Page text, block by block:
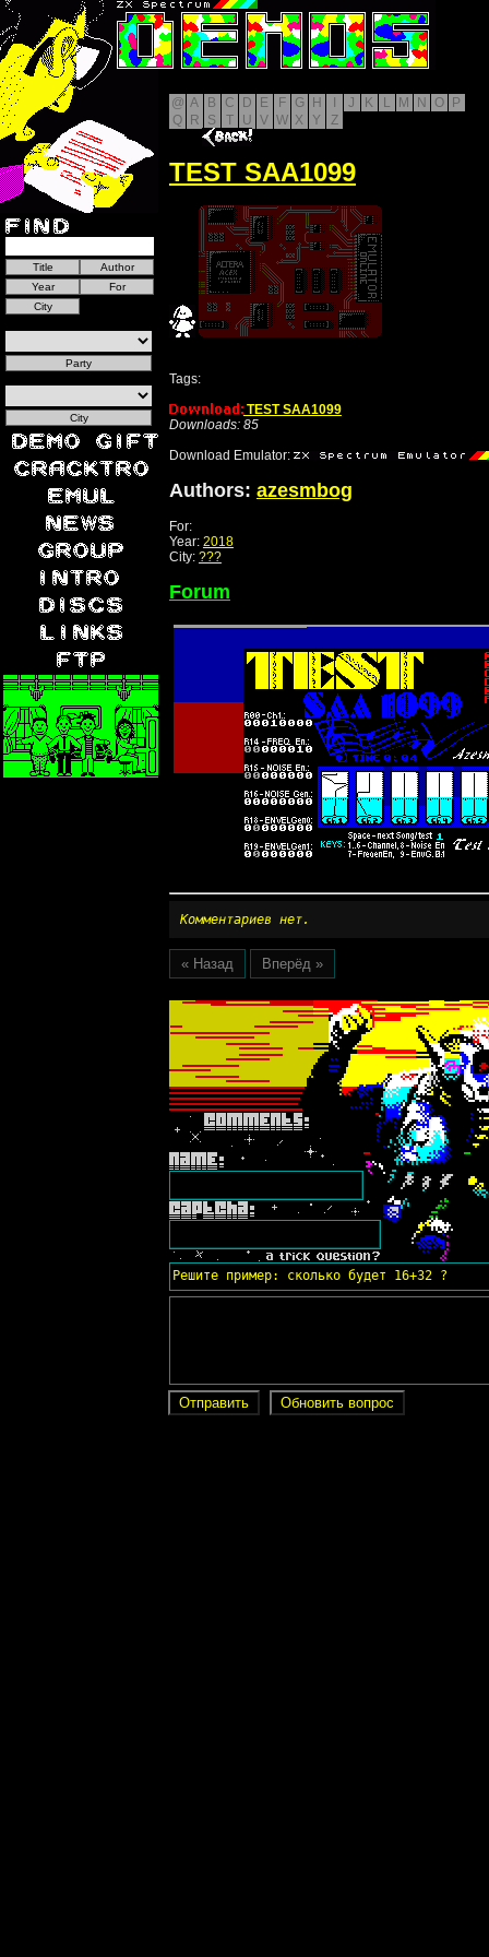
@ A B C D E F G H J K L M N O
P
Q
R S T U V W X Y Z
TEST SAA1099
Tags:
TEST SAA1099
Downloads: 85
Download Emulator:
Authors: azesmbog
For:
Year: 2018
City: ???
Forum
Комментариев нет.
« Назад Вперёд »
Решите пример: сколько будет 16+32 ?
Обновить вопрос
Отправить